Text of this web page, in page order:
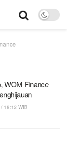
WOM Finance
18:12 WIB